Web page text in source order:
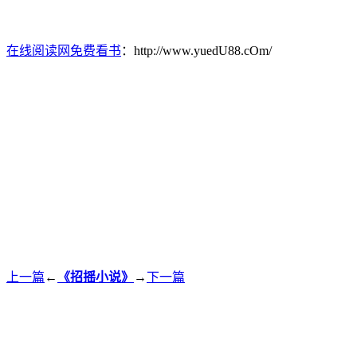
在线阅读网免费看书 ：http://www.yuedU88.cOm/
上一篇 ← 《招摇小说》 →下一篇